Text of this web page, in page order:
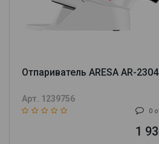
Отпариватель ARESA AR-2304
Арт. 1239756
0
1